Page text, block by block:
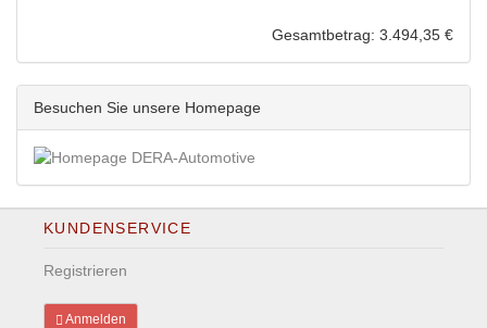
Gesamtbetrag: 3.494,35 €
Besuchen Sie unsere Homepage
KUNDENSERVICE
Registrieren
Anmelden